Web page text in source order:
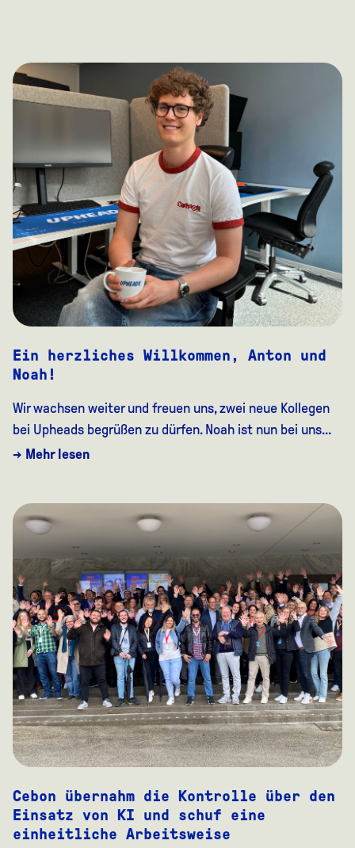
Ein herzliches Willkommen, Anton und
Noah!
Wir wachsen weiter und freuen uns, zwei neue Kollegen
bei Upheads begrüßen zu dürfen. Noah ist nun bei uns...
→ Mehr lesen
Cebon übernahm die Kontrolle über den
Einsatz von KI und schuf eine
einheitliche Arbeitsweise